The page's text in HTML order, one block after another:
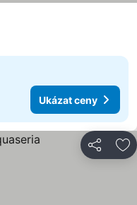
Ukázat ceny
Sdílet